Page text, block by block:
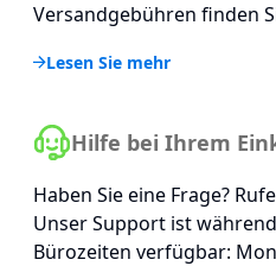
Versandgebühren finden
Lesen Sie mehr
Hilfe bei Ihrem
Haben Sie eine Frage?
Unser Support ist
Bürozeiten verfügbar: